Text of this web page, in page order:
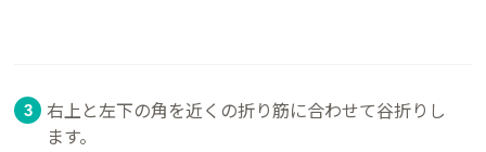
右上と左下の角を近くの折り筋に合わせて谷折りし
ます。